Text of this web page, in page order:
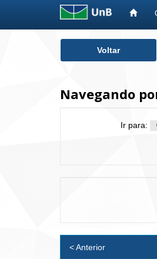
Voltar
Navegando
Ir para:
< Anterior